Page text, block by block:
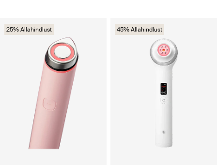
25% Allahindlust 45% Allahindlust